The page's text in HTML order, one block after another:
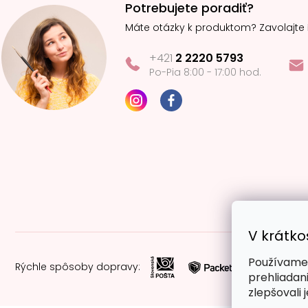
V
zlepšovali
Potrebujete poradiť?
Máte otázky k produktom? Zavolajte
+421 2 2220 5793
Po-Pia 8:00 - 17:00 hod.
Rýchle spôsoby dopravy: